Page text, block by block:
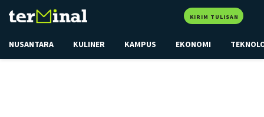
KIRIM TULISAN
NUSANTARA KULINER KAMPUS EKONOMI